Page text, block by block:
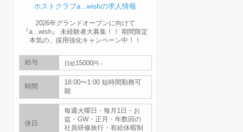
ホストクラブa...wishの求人情報
2026年グランドオープンに向けて
『a...wish』 未経験者大募集！！ 期間限定
本気の、採用強化キャンペーン中！！
給与 日給15000円
時間
18:00〜1:00 短時間勤務可
能
休日
毎週火曜日・毎月1日・お
盆・GW・正月・年数回の
社員研修旅行・有給休暇制